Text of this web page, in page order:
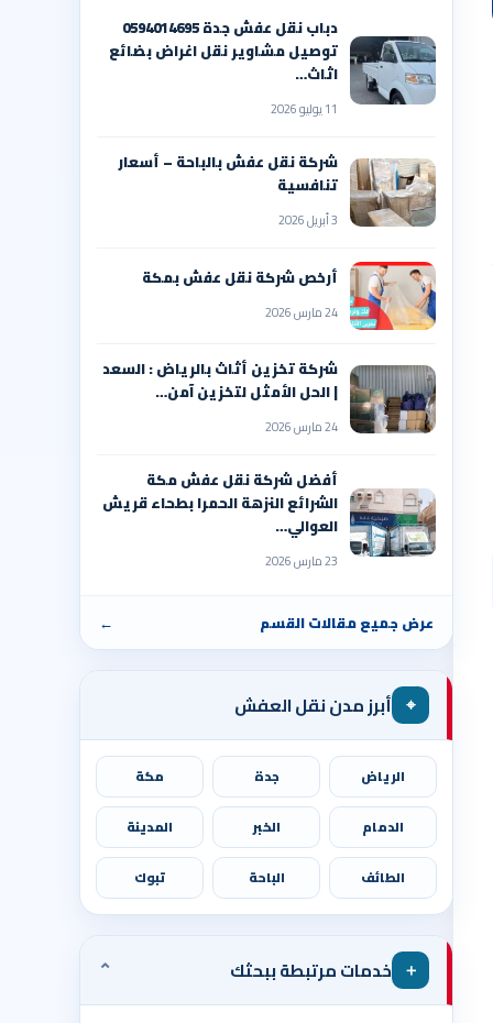
دباب نقل عفش جدة 0594014695
توصيل مشاوير نقل اغراض بضائع
اثاث…
11 يوليو 2026
شركة نقل عفش بالباحة – أسعار
تنافسية
3 أبريل 2026
أرخص شركة نقل عفش بمكة
24 مارس 2026
شركة تخزين أثاث بالرياض : السعد
| الحل الأمثل لتخزين آمن…
24 مارس 2026
أفضل شركة نقل عفش مكة
الشرائع النزهة الحمرا بطحاء قريش
العوالي…
23 مارس 2026
عرض جميع مقالات القسم ←
⌖ أبرز مدن نقل العفش
الرياض جدة مكة
الدمام الخبر المدينة
الطائف الباحة تبوك
＋ خدمات مرتبطة ببحثك ⌄